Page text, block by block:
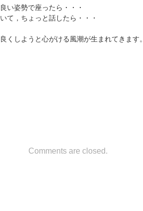
い姿勢で座ったら・・・
て，ちょっと話したら・・・
くしようと心がける風潮が生まれてきます。
Comments are closed.